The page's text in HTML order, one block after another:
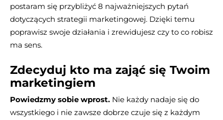
postaram się przybliżyć 8 najważniejszych pytań
dotyczących strategii marketingowej. Dzięki temu
poprawisz swoje działania i zrewidujesz czy to co robisz
ma sens.
Zdecyduj kto ma zająć się Twoim
marketingiem
Powiedzmy sobie wprost. Nie każdy nadaje się do
wszystkiego i nie zawsze dobrze czuje się z każdym